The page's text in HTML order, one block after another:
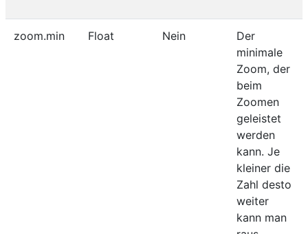
zoom.min Float Nein
Der
minimale
Zoom, der
beim
Zoomen
geleistet
werden
kann. Je
kleiner die
Zahl desto
weiter
kann man